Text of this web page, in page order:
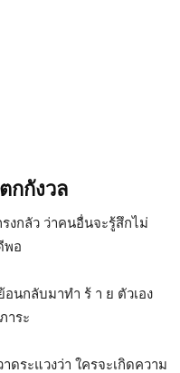
กกังวล
งกลัว ว่าคนอื่นจะรู้สึกไม่
พอ
นกลับมาทำ ร้ า ย ตัวเอง
าระ
ระแวงว่า ใครจะเกิดความ